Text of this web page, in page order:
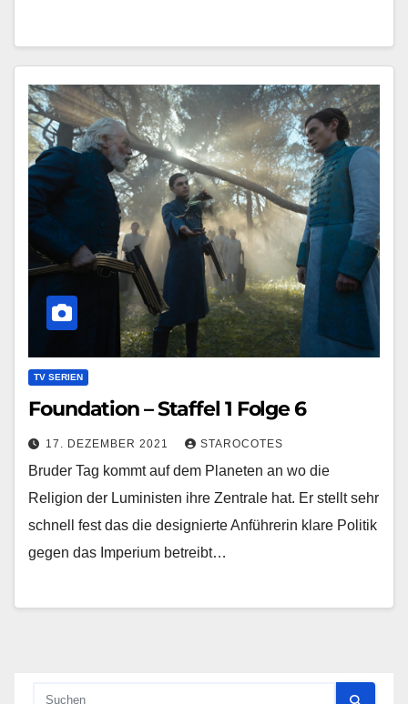
TV SERIEN
Foundation – Staffel 1 Folge 6
17. DEZEMBER 2021 STAROCOTES
Bruder Tag kommt auf dem Planeten an wo die
Religion der Luministen ihre Zentrale hat. Er stellt sehr
schnell fest das die designierte Anführerin klare Politik
gegen das Imperium betreibt…